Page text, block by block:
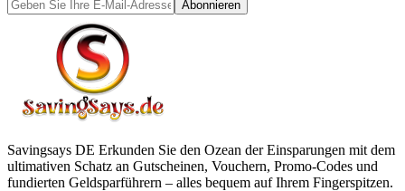
Abonnieren
Savingsays DE Erkunden Sie den Ozean der Einsparungen mit dem
ultimativen Schatz an Gutscheinen, Vouchern, Promo-Codes und
fundierten Geldsparführern – alles bequem auf Ihrem Fingerspitzen.